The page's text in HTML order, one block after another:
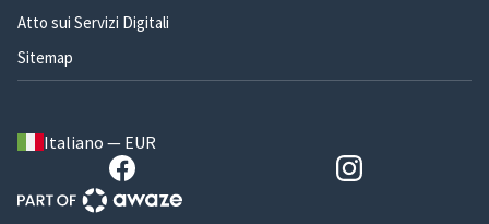
Atto sui Servizi Digitali
Sitemap
Italiano — EUR